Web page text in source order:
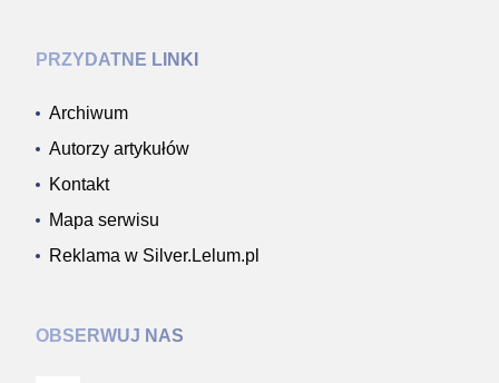
PRZYDATNE LINKI
Archiwum
Autorzy artykułów
Kontakt
Mapa serwisu
Reklama w Silver.Lelum.pl
OBSERWUJ NAS